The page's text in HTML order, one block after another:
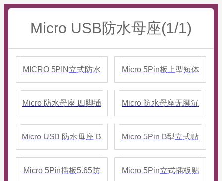
Micro USB防水母座(1/1)
MICRO 5PIN立式防水
IPX7
Micro 5Pin板上型短体
SMT IPX7防水
Micro 防水母座 四脚插
3.85/4.75MM
Micro 防水母座无脚沉
Micro USB 防水母座 B
Micro 5Pin B型立式贴
Micro 5Pin插板5.65防
Micro 5Pin立式插板贴